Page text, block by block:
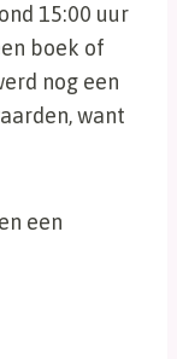
15:00 uur
boek of
nog een
want
een